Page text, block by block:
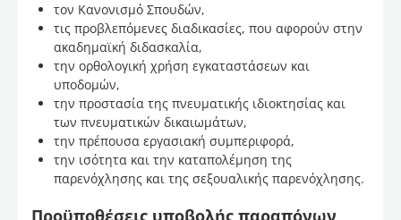
τον Κανονισμό Σπουδών,
τις προβλεπόμενες διαδικασίες, που αφορούν στην
ακαδημαϊκή διδασκαλία,
την ορθολογική χρήση εγκαταστάσεων και
υποδομών,
την προστασία της πνευματικής ιδιοκτησίας και
των πνευματικών δικαιωμάτων,
την πρέπουσα εργασιακή συμπεριφορά,
την ισότητα και την καταπολέμηση της
παρενόχλησης και της σεξουαλικής παρενόχλησης.